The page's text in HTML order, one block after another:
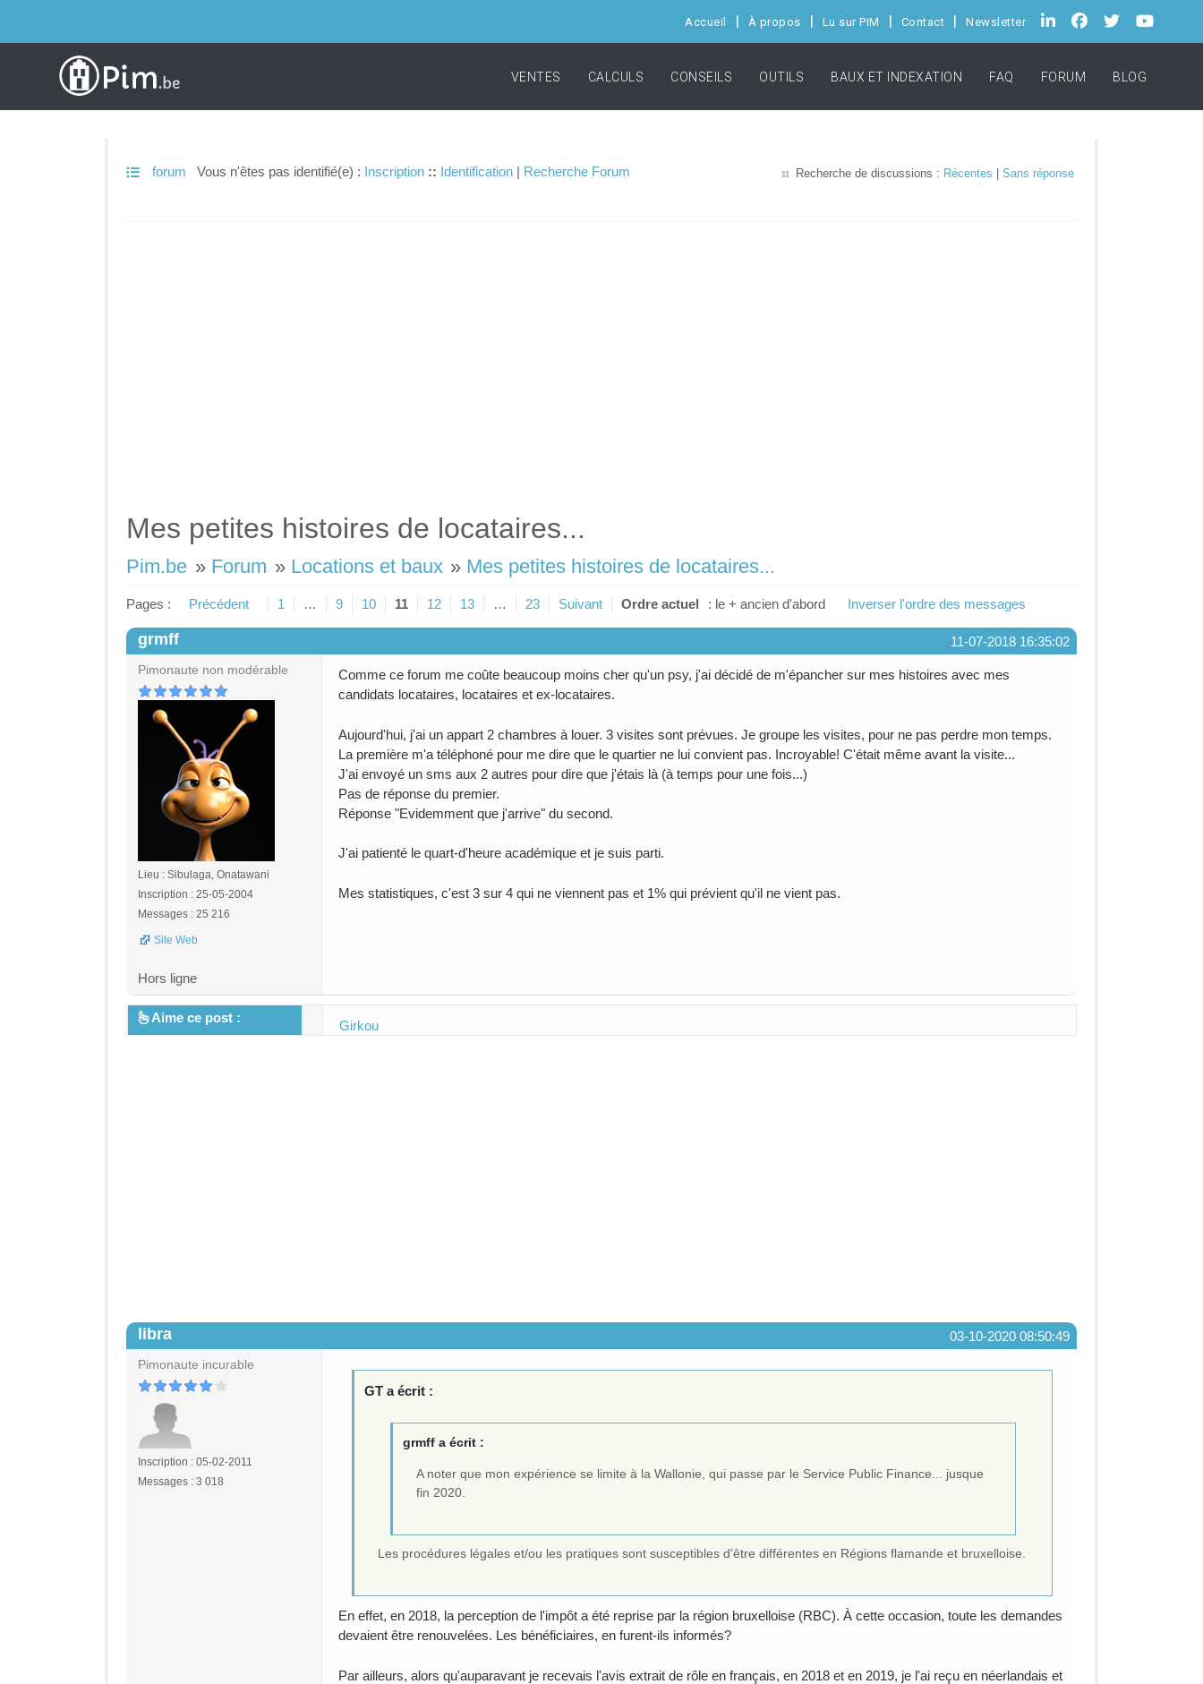
Accueil À propos Lu sur PIM Contact Newsletter
VENTES CALCULS CONSEILS OUTILS BAUX ET INDEXATION FAQ FORUM BLOG
forum Vous n'êtes pas identifié(e) : Inscription :: Identification | Recherche Forum Recherche de discussions : Récentes Sans réponse
Mes petites histoires de locataires...
Pim.be » Forum » Locations et baux » Mes petites histoires de locataires...
Pages : Précédent 1 … 9 10 11 12 13 … 23 Suivant Ordre actuel : le + ancien d'abord Inverser l'ordre des messages
11-07-2018 16:35:02
grmff
Pimonaute non modérable
Lieu : Sibulaga, Onatawani
Inscription : 25-05-2004
Messages : 25 216
Site Web
Comme ce forum me coûte beaucoup moins cher qu'un psy, j'ai décidé de m'épancher sur mes histoires avec mes
candidats locataires, locataires et ex-locataires.
Aujourd'hui, j'ai un appart 2 chambres à louer. 3 visites sont prévues. Je groupe les visites, pour ne pas perdre mon temps.
La première m'a téléphoné pour me dire que le quartier ne lui convient pas. Incroyable! C'était même avant la visite...
J'ai envoyé un sms aux 2 autres pour dire que j'étais là (à temps pour une fois...)
Pas de réponse du premier.
Réponse "Evidemment que j'arrive" du second.
J'ai patienté le quart-d'heure académique et je suis parti.
Mes statistiques, c'est 3 sur 4 qui ne viennent pas et 1% qui prévient qu'il ne vient pas.
Hors ligne
Aime ce post :
Girkou
03-10-2020 08:50:49
libra
Pimonaute incurable
Inscription : 05-02-2011
Messages : 3 018
GT a écrit :
grmff a écrit :
A noter que mon expérience se limite à la Wallonie, qui passe par le Service Public Finance... jusque
fin 2020.
Les procédures légales et/ou les pratiques sont susceptibles d'être différentes en Régions flamande et bruxelloise.
En effet, en 2018, la perception de l'impôt a été reprise par la région bruxelloise (RBC). À cette occasion, toute les demandes
devaient être renouvelées. Les bénéficiaires, en furent-ils informés?
Par ailleurs, alors qu'auparavant je recevais l'avis extrait de rôle en français, en 2018 et en 2019, je l'ai reçu en néerlandais et